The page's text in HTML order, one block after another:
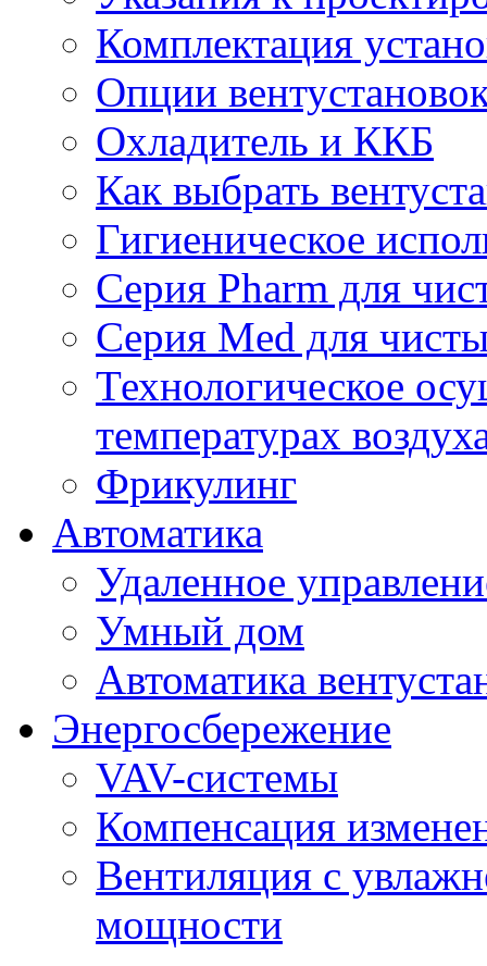
Комплектация
Опции
Охладитель и ККБ
Как выбрать
Гигиеническое
Серия Pharm для
Серия Med для
Технологическое
температурах
Фрикулинг
Автоматика
Удаленное
Умный дом
Автоматика
Энергосбережение
VAV-системы
Компенсация
Вентиляция с
мощности